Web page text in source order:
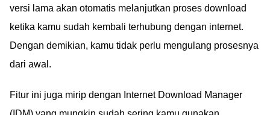
versi lama akan otomatis melanjutkan proses download
ketika kamu sudah kembali terhubung dengan internet.
Dengan demikian, kamu tidak perlu mengulang prosesnya
dari awal.
Fitur ini juga mirip dengan Internet Download Manager